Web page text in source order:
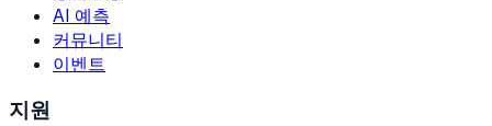
AI 예측
커뮤니티
이벤트
지원